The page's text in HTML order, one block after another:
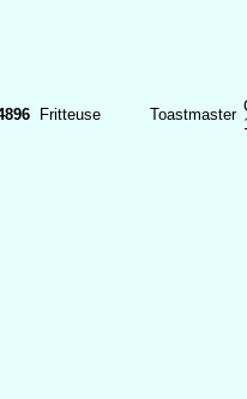
Fritteuse Toastmaster